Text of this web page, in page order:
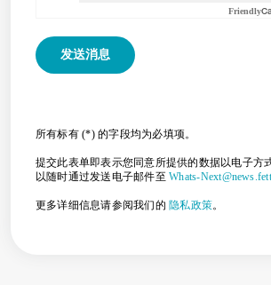
Friendly
所有标有 (*) 的字段均为必填项。
提交此表单即表示您同意所提供的数据以电子方
以随时通过发送电子邮件至Whats-
更多详细信息请参阅我们的隐私政策。